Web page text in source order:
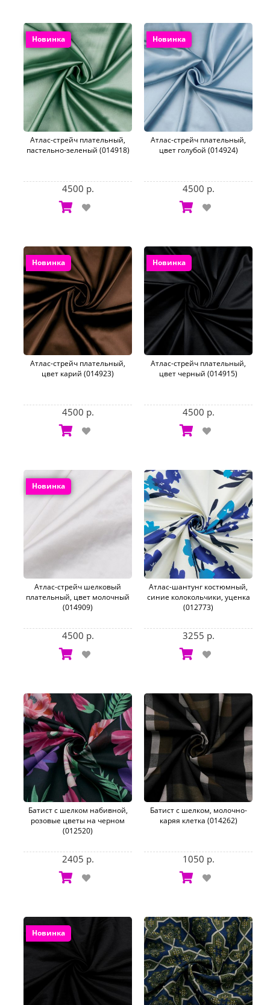
Новинка
Атлас-стрейч плательный,
пастельно-зеленый (014918)
4500 р.
Новинка
Атлас-стрейч плательный,
цвет голубой (014924)
4500 р.
Новинка
Атлас-стрейч плательный,
цвет карий (014923)
4500 р.
Новинка
Атлас-стрейч плательный,
цвет черный (014915)
4500 р.
Новинка
Атлас-стрейч шелковый
плательный, цвет молочный
(014909)
4500 р.
Атлас-шантунг костюмный,
синие колокольчики, уценка
(012773)
3255 р.
Батист с шелком набивной,
розовые цветы на черном
(012520)
2405 р.
Батист с шелком, молочно-
каряя клетка (014262)
1050 р.
Новинка